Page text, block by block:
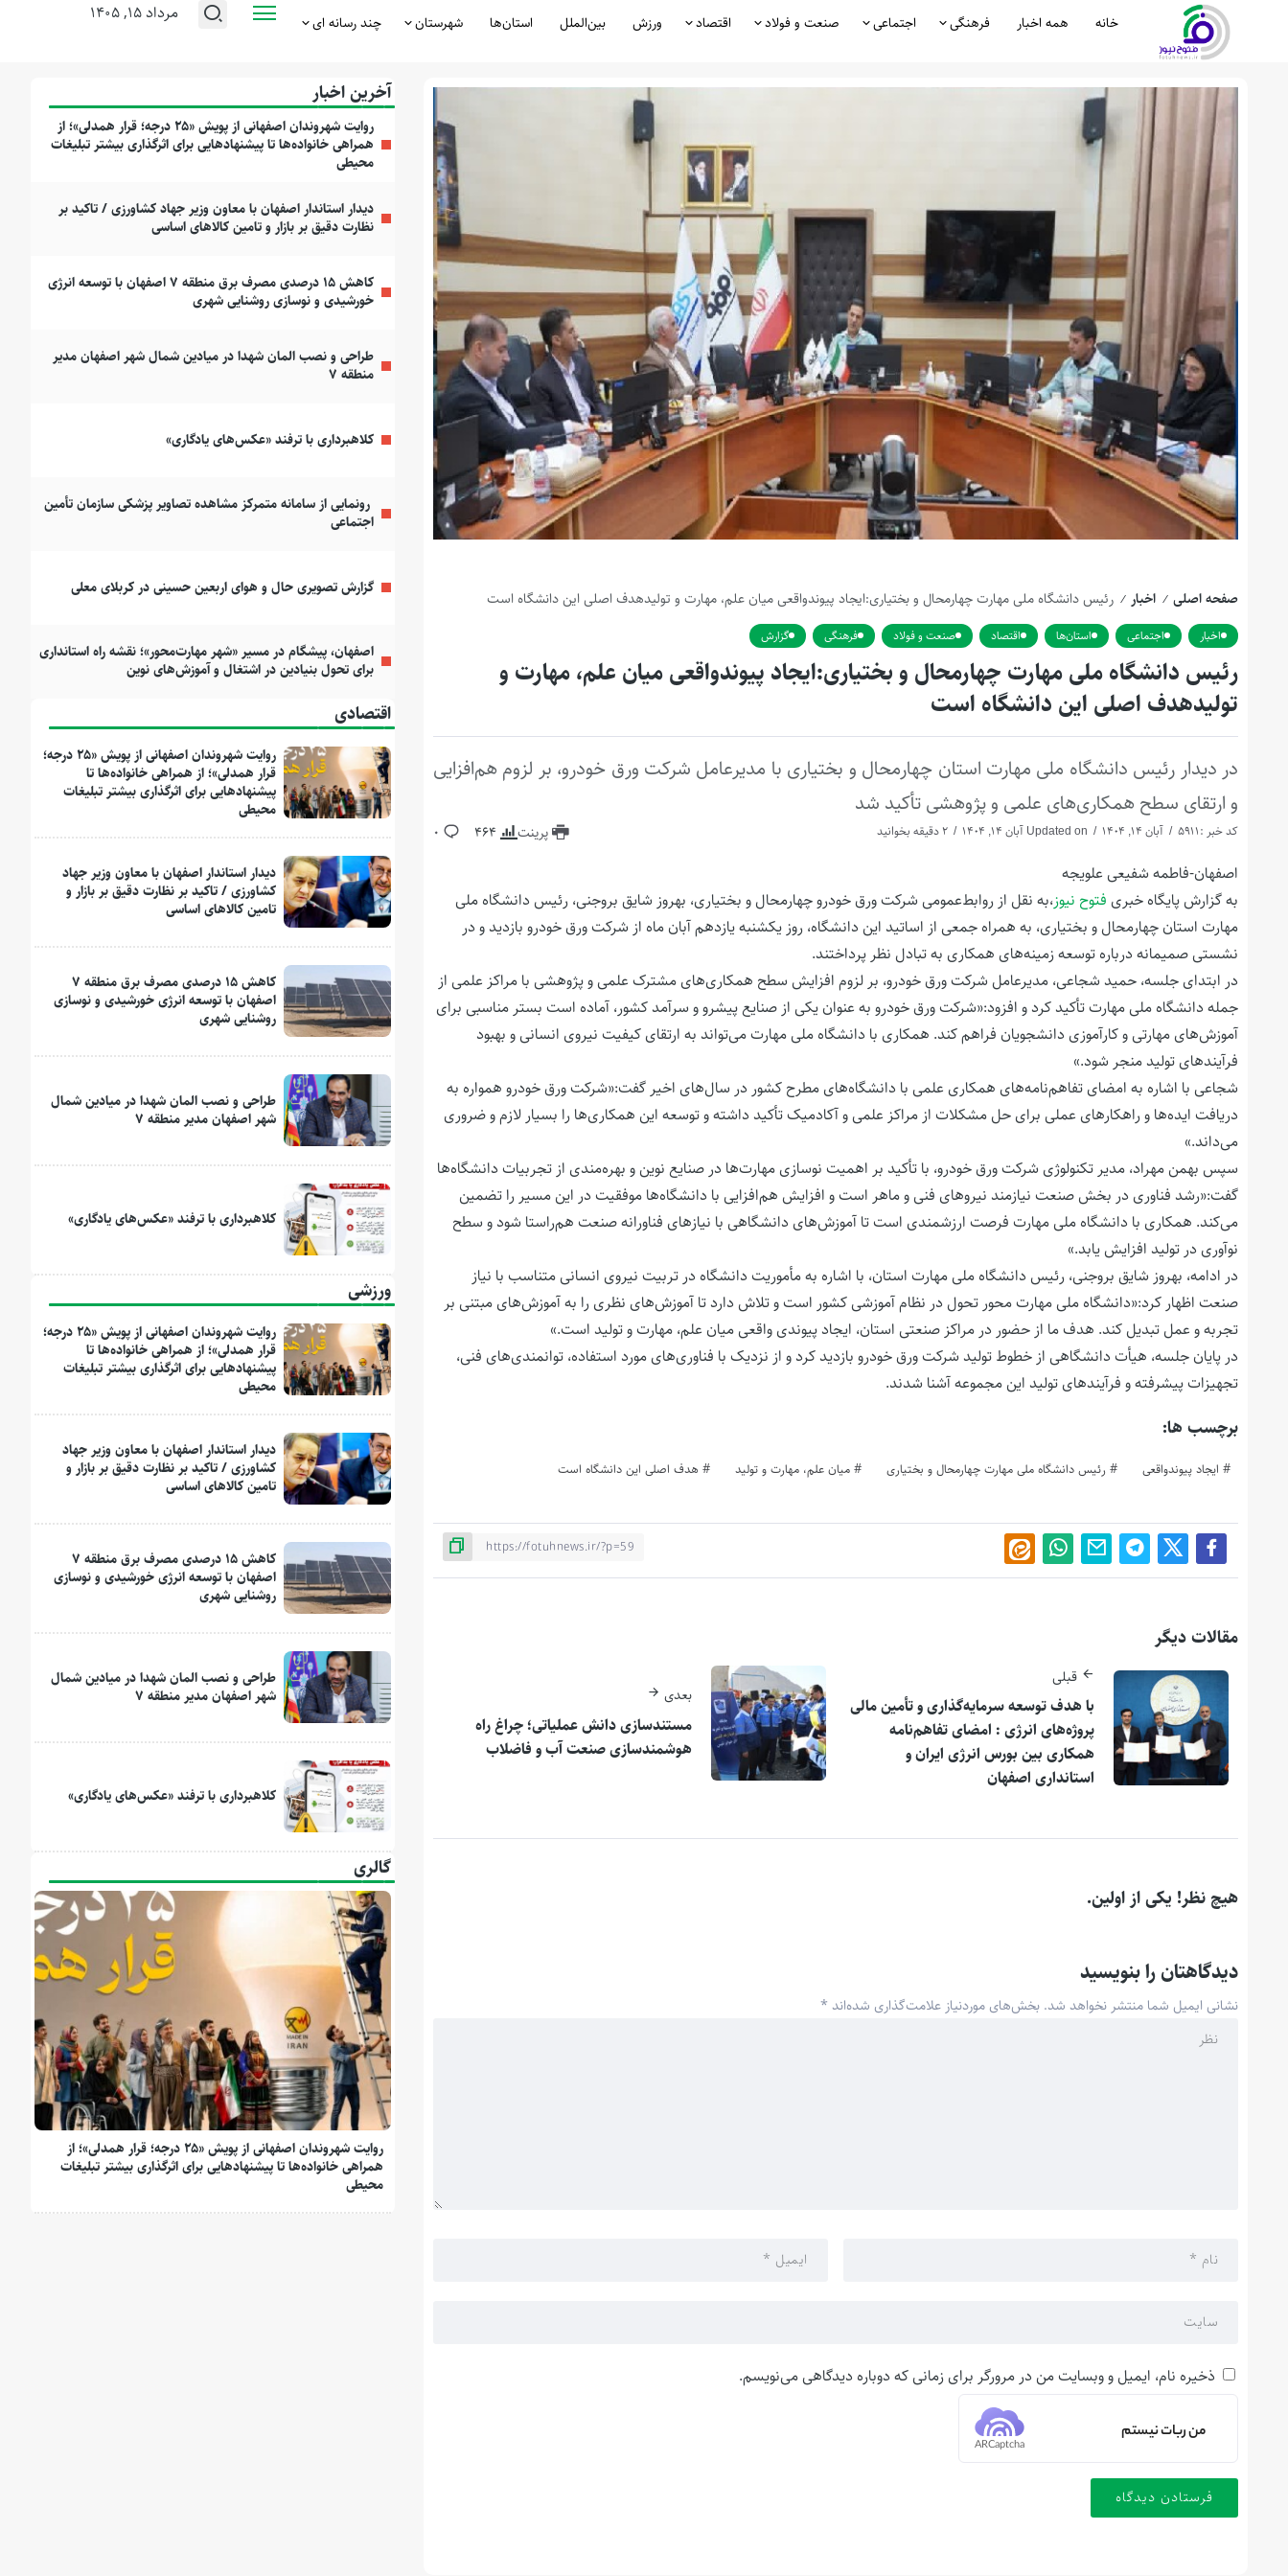
خانه همه اخبار فرهنگی اجتماعی صنعت و فولاد اقتصاد ورزش بین‌الملل استان‌ها شهرستان چند رسانه ای مرداد ۱۵, ۱۴۰۵
صفحه اصلی / اخبار / رئیس دانشگاه ملی مهارت چهارمحال و بختیاری:ایجاد پیوندواقعی میان علم، مهارت و تولیدهدف اصلی این دانشگاه است
اخبار اجتماعی استان‌ها اقتصاد صنعت و فولاد فرهنگی گزارش
رئیس دانشگاه ملی مهارت چهارمحال و بختیاری:ایجاد پیوندواقعی میان علم، مهارت و
تولیدهدف اصلی این دانشگاه است
در دیدار رئیس دانشگاه ملی مهارت استان چهارمحال و بختیاری با مدیرعامل شرکت ورق خودرو، بر لزوم هم‌افزایی
و ارتقای سطح همکاری‌های علمی و پژوهشی تأکید شد
کد خبر :5911 آبان 14, 1404 پرینت 464
0
اصفهان-فاطمه شفیعی علویجه
به گزارش پایگاه خبری فتوح نیوز،به نقل از روابط‌عمومی شرکت ورق خودرو چهارمحال و بختیاری، بهروز شایق بروجنی، رئیس دانشگاه ملی
مهارت استان چهارمحال و بختیاری، به همراه جمعی از اساتید این دانشگاه، روز یکشنبه یازدهم آبان ماه از شرکت ورق خودرو بازدید و در
نشستی صمیمانه درباره توسعه زمینه‌های همکاری به تبادل نظر پرداختند.
در ابتدای جلسه، حمید شجاعی، مدیرعامل شرکت ورق خودرو، بر لزوم افزایش سطح همکاری‌های مشترک علمی و پژوهشی با مراکز علمی از
جمله دانشگاه ملی مهارت تأکید کرد و افزود:«شرکت ورق خودرو به عنوان یکی از صنایع پیشرو و سرآمد کشور، آماده است بستر مناسبی برای
آموزش‌های مهارتی و کارآموزی دانشجویان فراهم کند. همکاری با دانشگاه ملی مهارت می‌تواند به ارتقای کیفیت نیروی انسانی و بهبود
فرآیندهای تولید منجر شود.»
شجاعی با اشاره به امضای تفاهم‌نامه‌های همکاری علمی با دانشگاه‌های مطرح کشور در سال‌های اخیر گفت:«شرکت ورق خودرو همواره به
دریافت ایده‌ها و راهکارهای عملی برای حل مشکلات از مراکز علمی و آکادمیک تأکید داشته و توسعه این همکاری‌ها را بسیار لازم و ضروری
می‌داند.»
سپس بهمن مهراد، مدیر تکنولوژی شرکت ورق خودرو، با تأکید بر اهمیت نوسازی مهارت‌ها در صنایع نوین و بهره‌مندی از تجربیات دانشگاه‌ها
گفت:«رشد فناوری در بخش صنعت نیازمند نیروهای فنی و ماهر است و افزایش هم‌افزایی با دانشگاه‌ها موفقیت در این مسیر را تضمین
می‌کند. همکاری با دانشگاه ملی مهارت فرصت ارزشمندی است تا آموزش‌های دانشگاهی با نیازهای فناورانه صنعت هم‌راستا شود و سطح
نوآوری در تولید افزایش یابد.»
در ادامه، بهروز شایق بروجنی، رئیس دانشگاه ملی مهارت استان، با اشاره به مأموریت دانشگاه در تربیت نیروی انسانی متناسب با نیاز
صنعت اظهار کرد:«دانشگاه ملی مهارت محور تحول در نظام آموزشی کشور است و تلاش دارد تا آموزش‌های نظری را به آموزش‌های مبتنی بر
تجربه و عمل تبدیل کند. هدف ما از حضور در مراکز صنعتی استان، ایجاد پیوندی واقعی میان علم، مهارت و تولید است.»
در پایان جلسه، هیأت دانشگاهی از خطوط تولید شرکت ورق خودرو بازدید کرد و از نزدیک با فناوری‌های مورد استفاده، توانمندی‌های فنی،
تجهیزات پیشرفته و فرآیندهای تولید این مجموعه آشنا شدند.
برچسب ها:
ایجاد پیوندواقعی رئیس دانشگاه ملی مهارت چهارمحال و بختیاری میان علم، مهارت و تولید هدف اصلی این دانشگاه است
مقالات دیگر
قبلی
با هدف توسعه سرمایه‌گذاری و تأمین مالی
پروژه‌های انرژی : امضای تفاهم‌نامه
همکاری بین بورس انرژی ایران و
استانداری اصفهان
بعدی
مستندسازی دانش عملیاتی؛ چراغ راه
هوشمندسازی صنعت آب و فاضلاب
هیچ نظر! یکی از اولین.
دیدگاهتان را بنویسید
نشانی ایمیل شما منتشر نخواهد شد. بخش‌های موردنیاز علامت‌گذاری شده‌اند *
ذخیره نام، ایمیل و وبسایت من در مرورگر برای زمانی که دوباره دیدگاهی می‌نویسم.
من ربات نیستم
ARCaptcha
آخرین اخبار
روایت شهروندان اصفهانی از پویش «۲۵ درجه؛ قرار همدلی»؛ از
همراهی خانواده‌ها تا پیشنهادهایی برای اثرگذاری بیشتر تبلیغات
محیطی
دیدار استاندار اصفهان با معاون وزیر جهاد کشاورزی / تاکید بر
نظارت دقیق بر بازار و تامین کالاهای اساسی
کاهش ۱۵ درصدی مصرف برق منطقه ۷ اصفهان با توسعه انرژی
خورشیدی و نوسازی روشنایی شهری
طراحی و نصب المان شهدا در میادین شمال شهر اصفهان مدیر
منطقه ۷
کلاهبرداری با ترفند «عکس‌های یادگاری»
رونمایی از سامانه متمرکز مشاهده تصاویر پزشکی سازمان تأمین
اجتماعی
گزارش تصویری حال و هوای اربعین حسینی در کربلای معلی
اصفهان، پیشگام در مسیر «شهر مهارت‌محور»؛ نقشه راه استانداری
برای تحول بنیادین در اشتغال و آموزش‌های نوین
اقتصادی
روایت شهروندان اصفهانی از پویش «۲۵ درجه؛
قرار همدلی»؛ از همراهی خانواده‌ها تا
پیشنهادهایی برای اثرگذاری بیشتر تبلیغات
محیطی
دیدار استاندار اصفهان با معاون وزیر جهاد
کشاورزی / تاکید بر نظارت دقیق بر بازار و
تامین کالاهای اساسی
کاهش ۱۵ درصدی مصرف برق منطقه ۷
اصفهان با توسعه انرژی خورشیدی و نوسازی
روشنایی شهری
طراحی و نصب المان شهدا در میادین شمال
شهر اصفهان مدیر منطقه ۷
کلاهبرداری با ترفند «عکس‌های یادگاری»
ورزشی
روایت شهروندان اصفهانی از پویش «۲۵ درجه؛
قرار همدلی»؛ از همراهی خانواده‌ها تا
پیشنهادهایی برای اثرگذاری بیشتر تبلیغات
محیطی
دیدار استاندار اصفهان با معاون وزیر جهاد
کشاورزی / تاکید بر نظارت دقیق بر بازار و
تامین کالاهای اساسی
کاهش ۱۵ درصدی مصرف برق منطقه ۷
اصفهان با توسعه انرژی خورشیدی و نوسازی
روشنایی شهری
طراحی و نصب المان شهدا در میادین شمال
شهر اصفهان مدیر منطقه ۷
کلاهبرداری با ترفند «عکس‌های یادگاری»
گالری
روایت شهروندان اصفهانی از پویش «۲۵ درجه؛ قرار همدلی»؛ از
همراهی خانواده‌ها تا پیشنهادهایی برای اثرگذاری بیشتر تبلیغات
محیطی